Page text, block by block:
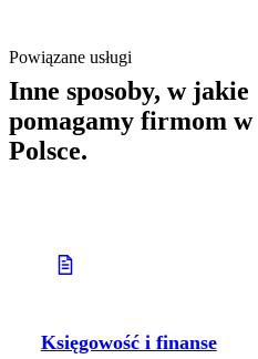
Powiązane usługi
Inne sposoby, w jakie
pomagamy firmom w
Polsce.
Księgowość i finanse